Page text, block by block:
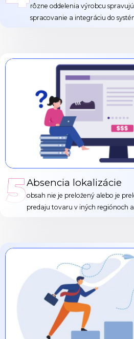
rôzne oddelenia výrobcu
spracovanie a integráciu do
5Absencia lokalizácie
obsah nie je preložený alebo je
predaju tovaru v iných regiónoch